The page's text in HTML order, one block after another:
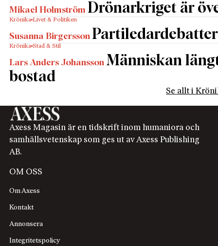
Mikael Holmström Drönarkriget är
Krönika Livet & Politiken
Susanna Birgersson
Krönika Stad & Stil
Lars Anders Johansson Människan
bostad
Se allt i
Axess Magasin är en tidskrift inom humaniora och
samhällsvetenskap som ges ut av Axess Publishing
AB.
OM OSS
Om Axess
Kontakt
Annonsera
Integritetspolicy